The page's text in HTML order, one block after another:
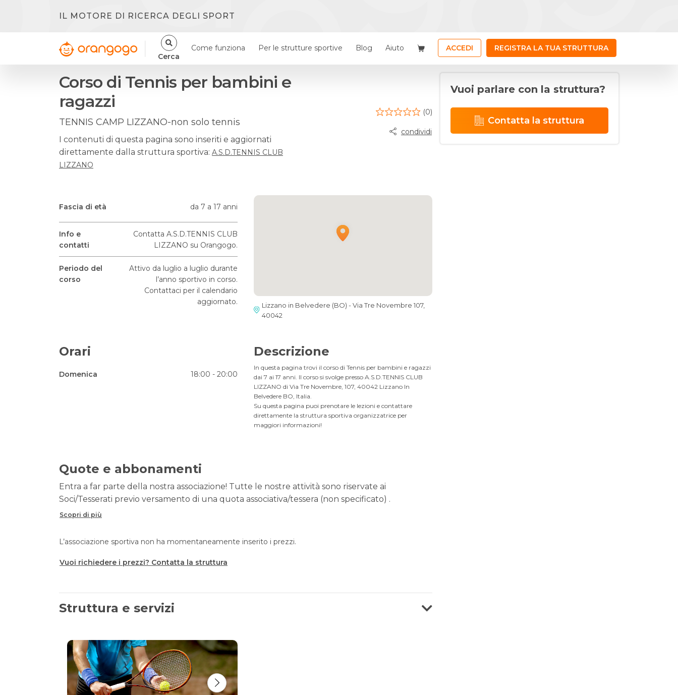
IL MOTORE DI RICERCA DEGLI SPORT
Cerca
Come funziona Per le strutture sportive Blog Aiuto ACCEDI REGISTRA LA TUA STRUTTURA
Corso di Tennis per bambini e
ragazzi
TENNIS CAMP LIZZANO-non solo tennis
I contenuti di questa pagina sono inseriti e aggiornati
direttamente dalla struttura sportiva: A.S.D.TENNIS CLUB
LIZZANO
(0)
condividi
Fascia di età da 7 a 17 anni
Info e
contatti
Contatta A.S.D.TENNIS CLUB
LIZZANO su Orangogo.
Periodo del
corso
Attivo da luglio a luglio durante
l’anno sportivo in corso.
Contattaci per il calendario
aggiornato.
Lizzano in Belvedere (BO) - Via Tre Novembre 107,
40042
Orari
Domenica 18:00 - 20:00
Descrizione
In questa pagina trovi il corso di Tennis per bambini e ragazzi
dai 7 ai 17 anni. Il corso si svolge presso A.S.D.TENNIS CLUB
LIZZANO di Via Tre Novembre, 107, 40042 Lizzano In
Belvedere BO, Italia.
Su questa pagina puoi prenotare le lezioni e contattare
direttamente la struttura sportiva organizzatrice per
maggiori informazioni!
Quote e abbonamenti
Entra a far parte della nostra associazione! Tutte le nostre attività sono riservate ai
Soci/Tesserati previo versamento di una quota associativa/tessera (non specificato) .
Scopri di più
L’associazione sportiva non ha momentaneamente inserito i prezzi.
Vuoi richiedere i prezzi? Contatta la struttura
Struttura e servizi
Vuoi parlare con la struttura?
Contatta la struttura